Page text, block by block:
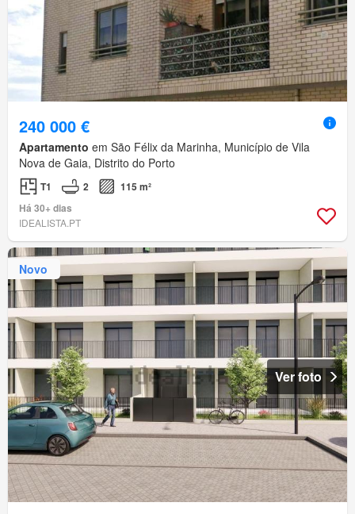
240 000 €
Apartamento em São Félix da Marinha, Município de Vila
Nova de Gaia, Distrito do Porto
T1 2
115 m²
Há 30+ dias
IDEALISTA.PT
Novo
Ver foto